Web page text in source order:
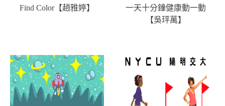
Find Color【趙雅婷】
一天十分鐘健康動一動
【吳玶萬】